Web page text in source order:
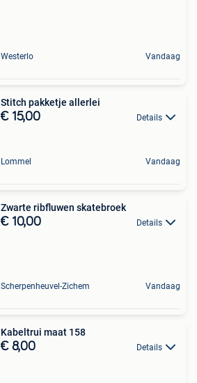
Westerlo Vandaag
Stitch pakketje allerlei
€ 15,00 Details
Lommel Vandaag
Zwarte ribfluwen skatebroek
€ 10,00 Details
Scherpenheuvel-Zichem Vandaag
Kabeltrui maat 158
€ 8,00 Details